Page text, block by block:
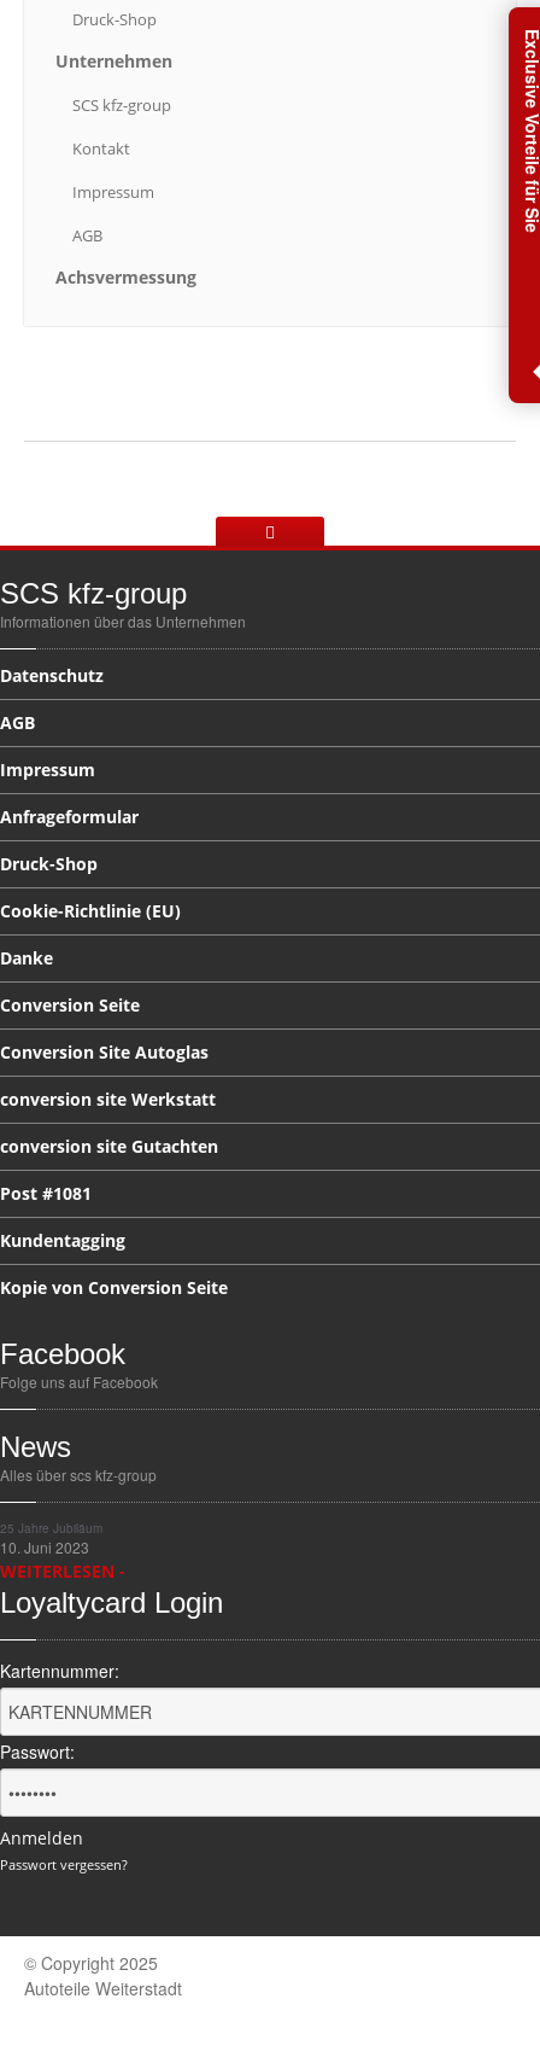
Exclusive
Druck-Shop
Unternehmen
SCS kfz-group
Kontakt
Impressum
AGB
Achsvermessung
SCS kfz-group
Informationen über das Unternehmen
Datenschutz
AGB
Impressum
Anfrageformular
Druck-Shop
Cookie-Richtlinie (EU)
Danke
Conversion Seite
Conversion Site Autoglas
conversion site Werkstatt
conversion site Gutachten
Post #1081
Kundentagging
Kopie von Conversion Seite
Facebook
Folge uns auf Facebook
News
Alles über scs kfz-group
25 Jahre Jubiläum
10. Juni 2023
WEITERLESEN -
Loyaltycard Login
Kartennummer:
Passwort:
Anmelden
Passwort vergessen?
© Copyright 2025
Autoteile Weiterstadt